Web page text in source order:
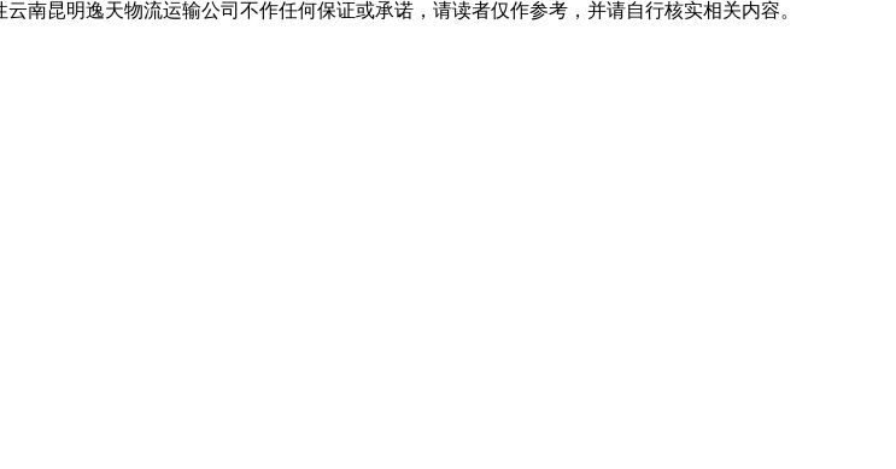
南昆明逸天物流运输公司不作任何保证或承诺，请读者仅作参考，并请自行核实相关内容。